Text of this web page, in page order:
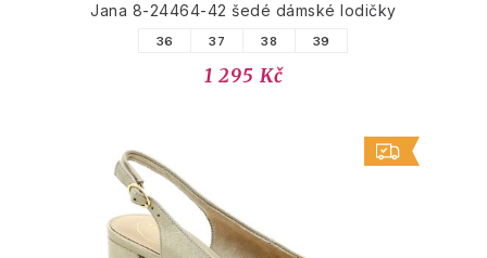
Jana 8-24464-42 šedé dámské lodičky
36 37 38 39
1 295 Kč